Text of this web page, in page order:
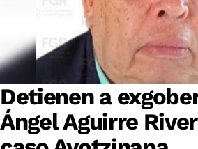
Detienen a
Ángel Aguirre